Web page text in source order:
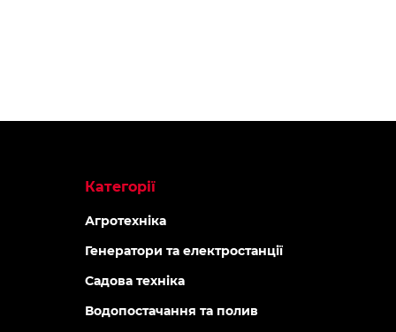
Категорії
Агротехніка
Генератори та електростанції
Садова техніка
Водопостачання та полив